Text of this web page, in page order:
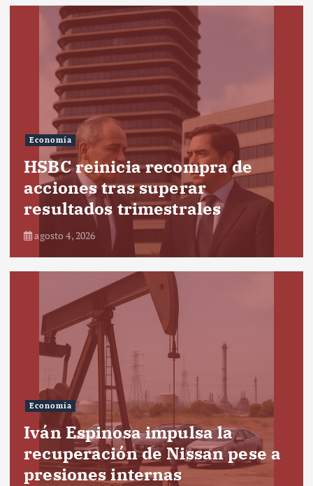
Economía
HSBC reinicia recompra de
acciones tras superar
resultados trimestrales
agosto 4, 2026
Economía
Iván Espinosa impulsa la
recuperación de Nissan pese a
presiones internas